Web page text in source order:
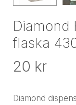
Diamond
flaska
20 kr
Diamond